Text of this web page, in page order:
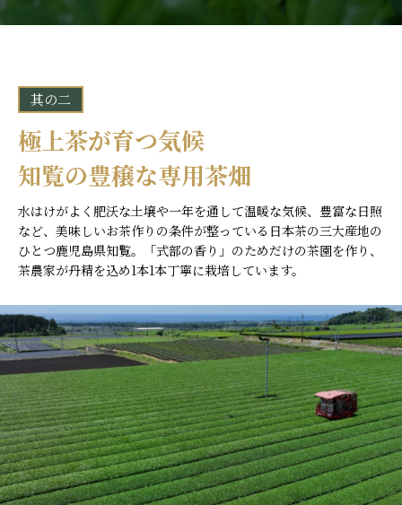
其の二
極上茶が育つ気候
知覧の豊穣な専用茶畑
水はけがよく肥沃な土壌や一年を通して温暖な気候、豊富な日照
など、美味しいお茶作りの条件が整っている日本茶の三大産地の
ひとつ鹿児島県知覧。「式部の香り」のためだけの茶園を作り、
茶農家が丹精を込め1本1本丁寧に栽培しています。